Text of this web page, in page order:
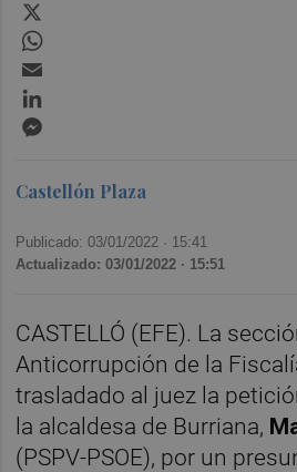
Castellón Plaza
Publicado: 03/01/2022 · 15:41
Actualizado: 03/01/2022 · 15:51
CASTELLÓ (EFE). La
Anticorrupción de la
trasladado al juez la
la alcaldesa de Burriana,
(PSPV-PSOE), por un